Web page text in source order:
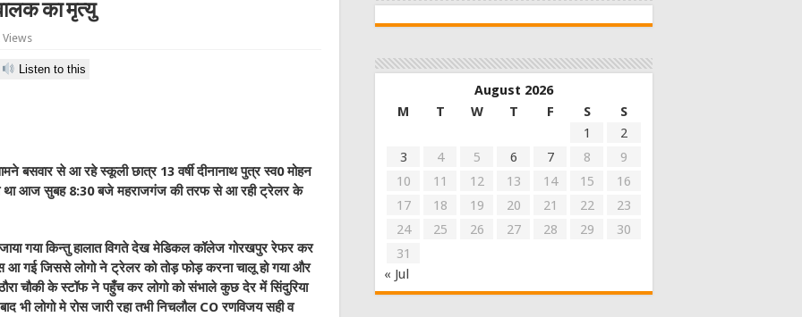
का मृत्यु
Views
Listen to this
बसवार से आ रहे स्कूली छात्र 13 वर्षी दीनानाथ पुत्र स्व0 मोहन
था आज सुबह 8:30 बजे महराजगंज की तरफ से आ रही ट्रेलर के
गया किन्तु हालात विगते देख मेडिकल कॉलेज गोरखपुर रेफर कर
आ गई जिससे लोगो ने ट्रेलर को तोड़ फोड़ करना चालू हो गया और
चौकी के स्टॉफ ने पहुँच कर लोगो को संभाले कुछ देर में सिंदुरिया
भी लोगो मे रोस जारी रहा तभी निचलौल CO रणविजय सही व
August 2026
M
T W T F S
S
1
2
3
4 5 6 7 8
9
10
11 12 13 14 15
16
17
18 19 20 21 22
23
24
25 26 27 28 29
30
31
« Jul